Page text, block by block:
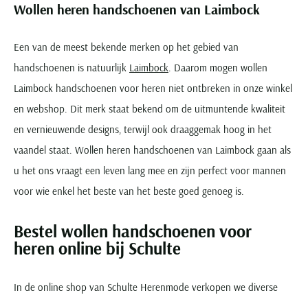
Wollen heren handschoenen van Laimbock
Een van de meest bekende merken op het gebied van
handschoenen is natuurlijk Laimbock. Daarom mogen wollen
Laimbock handschoenen voor heren niet ontbreken in onze winkel
en webshop. Dit merk staat bekend om de uitmuntende kwaliteit
en vernieuwende designs, terwijl ook draaggemak hoog in het
vaandel staat. Wollen heren handschoenen van Laimbock gaan als
u het ons vraagt een leven lang mee en zijn perfect voor mannen
voor wie enkel het beste van het beste goed genoeg is.
Bestel wollen handschoenen voor
heren online bij Schulte
In de online shop van Schulte Herenmode verkopen we diverse